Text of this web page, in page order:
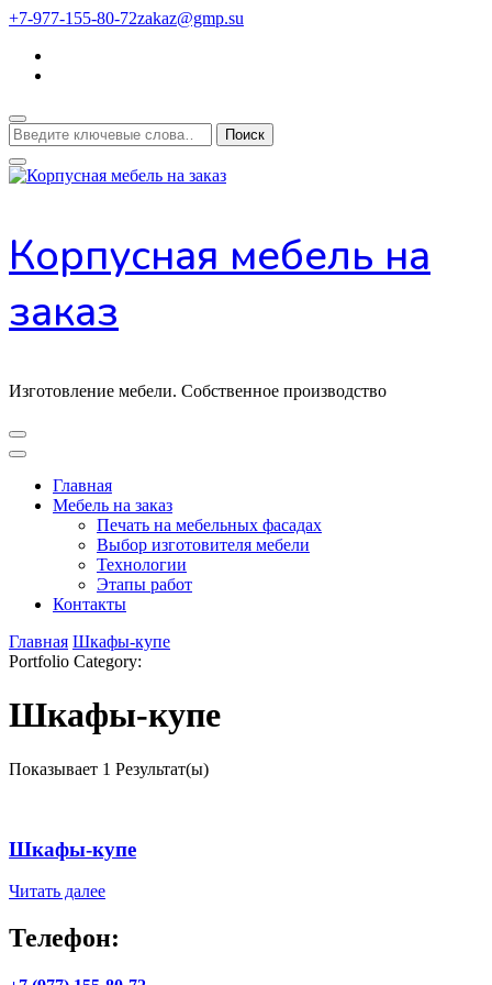
Перейти
содержимому
+7-977-155-80-72zakaz@gmp.su
Ищите
что-
то?
Корпусная мебель на
заказ
Изготовление мебели. Собственное производство
Главная
Мебель на заказ
Печать на мебельных фасадах
Выбор изготовителя мебели
Технологии
Этапы работ
Контакты
Главная Шкафы-купе
Portfolio Category:
Шкафы-купе
Показывает 1 Результат(ы)
Шкафы-купе
Читать далее
Телефон: